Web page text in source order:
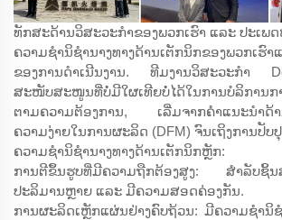
ທັກສະດ້ານວິສະວະກຳຂອງພວກເຮົາ ແລະ ປະເພ
ຄວາມຊຳນິຊຳນາງທາງດ້ານເຕັກນິກຂອງພວກເຮົາ
ຂອງການດຳເນີນງານ. ທີມງານວິສະວະກຳ
ສະໜັບສະໜູນທີ່ບໍ່ມີໃຜເທີຍບໍ່ໄດ້ໃນການບໍລິການກ
ຕາມຄວາມຕ້ອງການ, ເລີ່ມຈາກຄຳແນະນຳດ້າ
ຄວາມງ່າຍໃນການຜະລິດ (DFM) ຈົນເຖິງການປັບ
ຄວາມຊຳນິຊຳນາງທາງດ້ານເຕັກນິກຫຼັກ:
ການຕີຂຶ້ນຮູບທີ່ມີຄວາມຖືກຕ້ອງສູງ: ສຳລັບຊິ້ນ
ປະລິມານຫຼາຍ ແລະ ມີຄວາມສອດຄ່ອງກັນ.
ການຜະລິດເຫຼັກແຜ່ນຢ່າງຄົບຖ້ວນ: ມີຄວາມຊຳນິ